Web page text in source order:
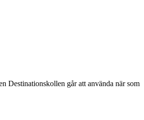
Destinationskollen går att använda när som